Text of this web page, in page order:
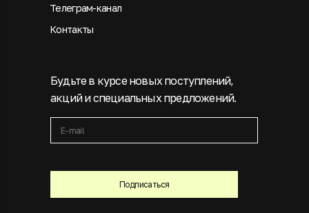
Подписаться
Будьте в курсе новых поступлений,
акций и специальных предложений.
Телеграм-канал
Контакты